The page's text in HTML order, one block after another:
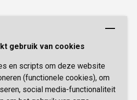
gebruik van cookies
en scripts om deze website
(functionele cookies), om
social media-functionaliteit
777